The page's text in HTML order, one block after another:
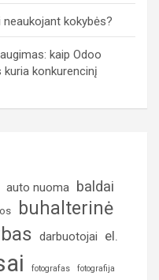
kokybės?
kaip Odoo
konkurencinį
auto nuoma
baldai
buhalterinė
darbuotojai el.
fotografas fotografija